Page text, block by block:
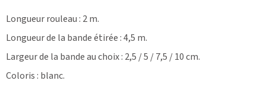
Longueur rouleau : 2 m.
Longueur de la bande étirée : 4,5 m.
Largeur de la bande au choix : 2,5 / 5 / 7,5 / 10 cm.
Coloris : blanc.